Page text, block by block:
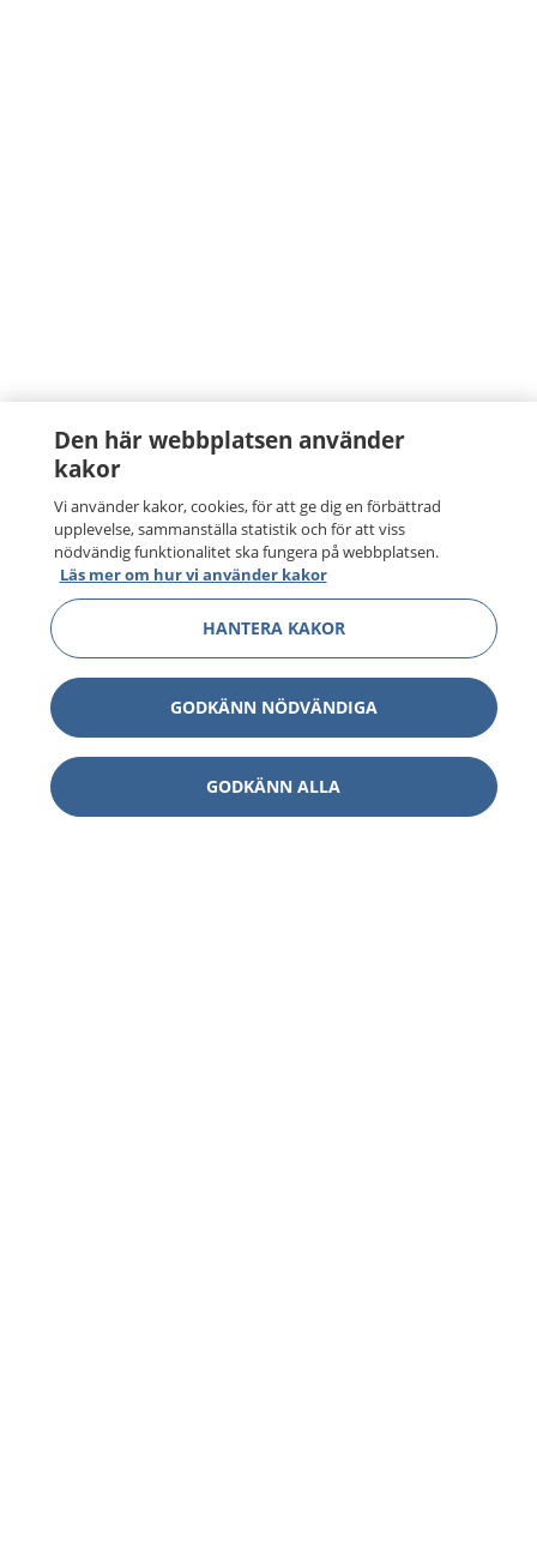
Den här webbplatsen använder
kakor
Vi använder kakor, cookies, för att ge dig en förbättrad
upplevelse, sammanställa statistik och för att viss
nödvändig funktionalitet ska fungera på webbplatsen.
Läs mer om hur vi använder kakor
HANTERA KAKOR
GODKÄNN NÖDVÄNDIGA
GODKÄNN ALLA